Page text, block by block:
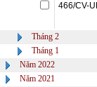
466/CV-
Tháng 2
Tháng 1
Năm 2022
Năm 2021